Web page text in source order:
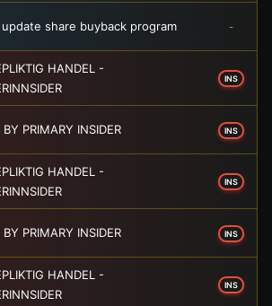
share buyback program -
HANDEL -
INS
BY PRIMARY INSIDER INS
HANDEL -
INS
BY PRIMARY INSIDER INS
HANDEL -
INS